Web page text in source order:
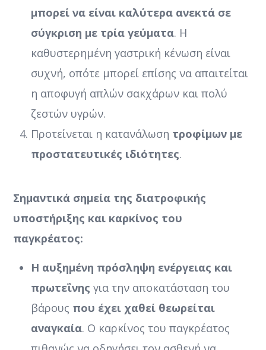
μπορεί να είναι καλύτερα ανεκτά σε
σύγκριση με τρία γεύματα. Η
καθυστερημένη γαστρική κένωση είναι
συχνή, οπότε μπορεί επίσης να απαιτείται
η αποφυγή απλών σακχάρων και πολύ
ζεστών υγρών.
Προτείνεται η κατανάλωση τροφίμων με
προστατευτικές ιδιότητες.
Σημαντικά σημεία της διατροφικής
υποστήριξης και καρκίνος του
παγκρέατος:
Η αυξημένη πρόσληψη ενέργειας και
πρωτεΐνης για την αποκατάσταση του
βάρους που έχει χαθεί θεωρείται
αναγκαία. Ο καρκίνος του παγκρέατος